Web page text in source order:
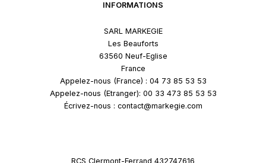
INFORMATIONS
SARL MARKEGIE
Les Beauforts
63560 Neuf-Eglise
France
Appelez-nous (France) : 04 73 85 53 53
Appelez-nous (Etranger): 00 33 473 85 53 53
Écrivez-nous : contact@markegie.com
RCS Clermont-Ferrand 432747616